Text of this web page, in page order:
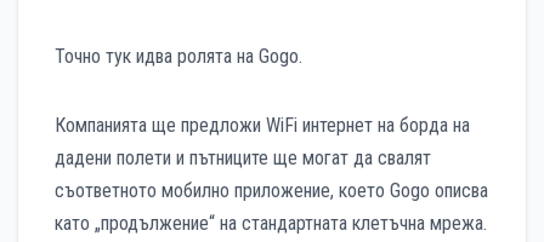
Точно тук идва ролята на Gogo.
Компанията ще предложи WiFi интернет на борда на
дадени полети и пътниците ще могат да свалят
съответното мобилно приложение, което Gogo описва
като „продължение“ на стандартната клетъчна мрежа.